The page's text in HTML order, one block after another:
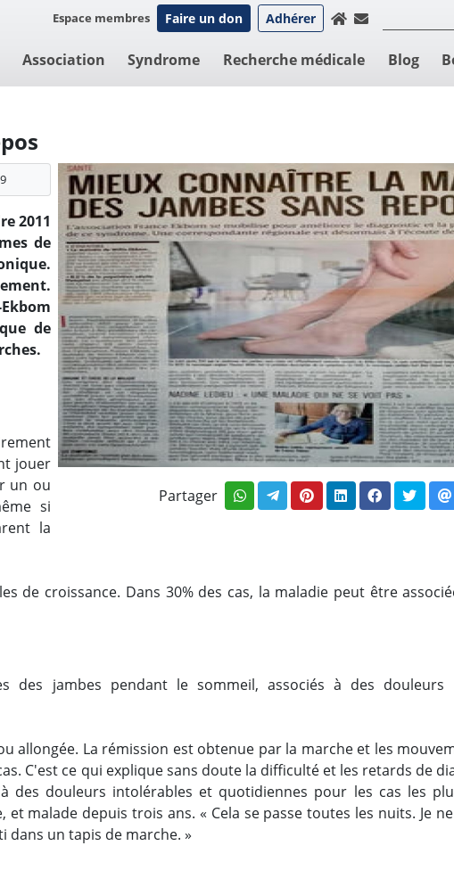
Espace membres Faire un don Adhérer
Association Syndrome Recherche médicale Blog
Partager
2011
de
de
jouer
un ou
si
la
de croissance. Dans 30% des cas, la maladie peut être
des jambes pendant le sommeil, associés à des
allongée. La rémission est obtenue par la marche et les
C'est ce qui explique sans doute la difficulté et les retards de
douleurs intolérables et quotidiennes pour les cas les
malade depuis trois ans. « Cela se passe toutes les nuits. Je
un tapis de marche. »